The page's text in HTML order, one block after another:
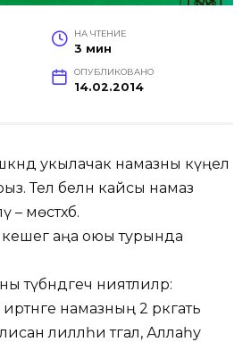
НА ЧТЕНИЕ
3 мин
ОПУБЛИКОВАНО
14.02.2014
укылачак намазны күңел
Тел белән кайсы намаз
– мөстәхәб.
аңа оюы турында
ниятлиләр:
намазның 2 рәкәгать
лилләһи тәгалә, Аллаһу